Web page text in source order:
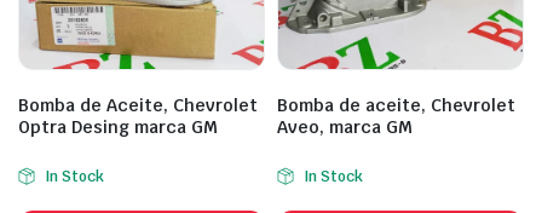
Bomba de Aceite, Chevrolet
Optra Desing marca GM
In Stock
Bomba de aceite, Chevrolet
Aveo, marca GM
In Stock